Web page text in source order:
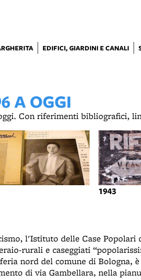
EDIFICI, GIARDINI E CANALI
A OGGI
Con riferimenti bibliografici,
1943
l'Istituto delle Case Popolari
rurali e caseggiati
nord del comune di Bologna,
di via Gambellara, nella